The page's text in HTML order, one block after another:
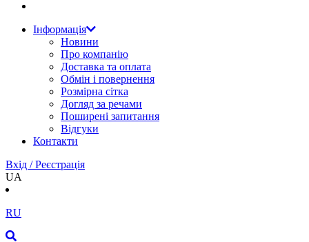
Інформація
Новини
Про компанію
Доставка та оплата
Обмін і повернення
Розмірна сітка
Догляд за речами
Поширені запитання
Відгуки
Контакти
Вхід / Реєстрація
UA
RU